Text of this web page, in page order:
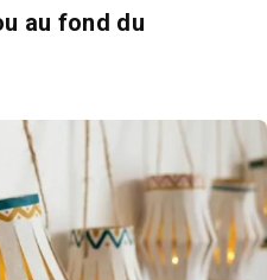
au fond du